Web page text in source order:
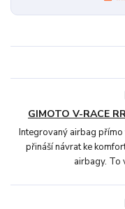
GIMOTO V-RACE
Integrovaný airbag přímo
přináší návrat ke
airbagy. To